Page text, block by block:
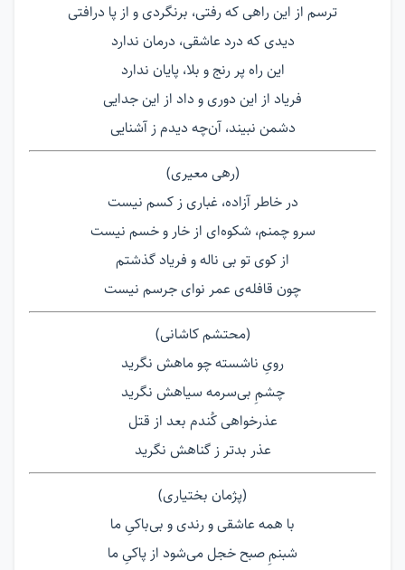
ترسم از این راهی که رفتی، برنگردی و از پا درافتی
دیدی که درد عاشقی، درمان ندارد
این راه پر رنج و بلا، پایان ندارد
فریاد از این دوری و داد از این جدایی
دشمن نبیند، آن‌چه دیدم ز آشنایی
(رهی معیری)
در خاطر آزاده، غباری ز کسم نیست
سرو چمنم، شکوه‌ای از خار و خسم نیست
از کوی تو بی ناله و فریاد گذشتم
چون قافله‌ی عمر نوای جرسم نیست
(محتشم کاشانی)
رویِ ناشسته چو ماهش نگرید
چشمِ بی‌سرمه سیاهش نگرید
عذرخواهی کُندم بعد از قتل
عذر بدتر ز گناهش نگرید
(پژمان بختیاری)
با همه عاشقی و رندی و بی‌باکیِ ما
شبنمِ صبح خجل می‌شود از پاکیِ ما